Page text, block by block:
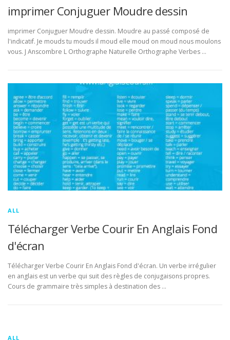
imprimer Conjuguer Moudre dessin
imprimer Conjuguer Moudre dessin. Moudre au passé composé de
l'indicatif. Je mouds tu mouds il moud elle moud on moud nous moulons
vous. J Anscombre L Orthographe Naturelle Orthographe Verbes …
ALL
Télécharger Verbe Courir En Anglais Fond
d'écran
Télécharger Verbe Courir En Anglais Fond d'écran. Un verbe irrégulier
en anglais est un verbe qui suit des règles de conjugaisons propres.
Cours de grammaire très simples à destination des …
ALL